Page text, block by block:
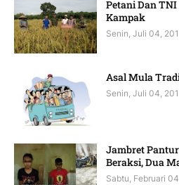
Petani Dan TNI
Kampak
Senin, Juli 04,
Asal Mula
Senin, Juli 04,
Jambret
Beraksi, Dua
Sabtu, Februari